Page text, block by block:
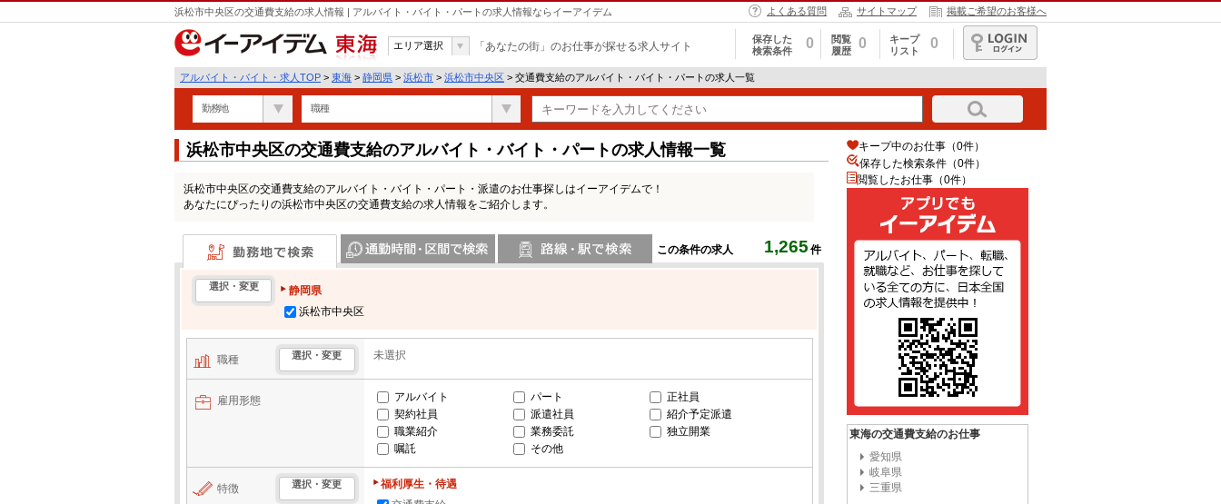
浜松市中央区の交通費支給の求人情報 | アルバイト・バイト・パートの求人情報ならイーアイデム よくある質問 サイトマップ 掲載ご希望のお客様へ
東海
エリア選択 「あなたの街」のお仕事が探せる求人サイト
保存した
検索条件
0
閲覧
履歴
0
キープ
リスト
0
ログイン
アルバイト・バイト・求人TOP > 東海 > 静岡県 > 浜松市 > 浜松市中央区 > 交通費支給のアルバイト・バイト・パートの求人一覧
勤務地 職種
浜松市中央区の交通費支給のアルバイト・バイト・パートの求人情報一覧
浜松市中央区の交通費支給のアルバイト・バイト・パート・派遣のお仕事探しはイーアイデムで！
あなたにぴったりの浜松市中央区の交通費支給の求人情報をご紹介します。
この条件の求人 1,265 件
勤務地で検索
選択・変更
静岡県
浜松市中央区
職種 選択・変更 未選択
雇用形態 アルバイト パート
正社員
契約社員
派遣社員
紹介予定派遣
職業紹介
業務委託
独立開業
嘱託
その他
特徴 選択・変更
福利厚生・待遇
キープ中のお仕事（0件）
保存した検索条件（0件）
閲覧したお仕事（0件）
東海の交通費支給のお仕事
愛知県
岐阜県
三重県